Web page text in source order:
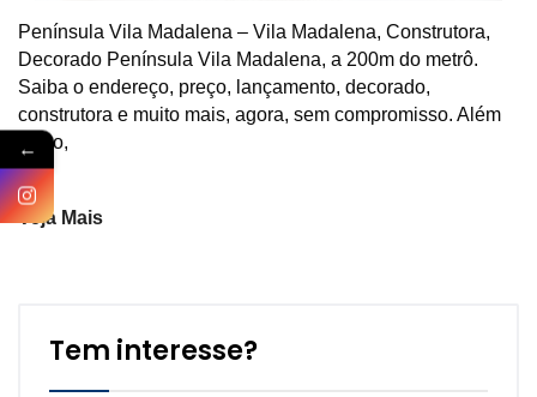
Península Vila Madalena – Vila Madalena, Construtora,
Decorado Península Vila Madalena, a 200m do metrô.
Saiba o endereço, preço, lançamento, decorado,
construtora e muito mais, agora, sem compromisso. Além
disso,
Veja Mais
Tem interesse?
←